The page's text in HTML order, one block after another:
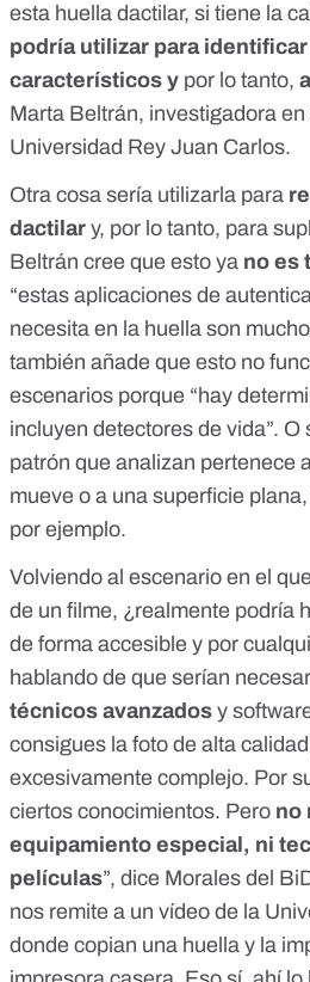
esta huella dactilar, si tiene la
podría utilizar para
característicos y por lo tanto,
Marta Beltrán, investigadora
Universidad Rey Juan Carlos.
Otra cosa sería utilizarla para
dactilar y, por lo tanto, para
Beltrán cree que esto ya no es
“estas aplicaciones de
necesita en la huella son
también añade que esto no
escenarios porque “hay
incluyen detectores de vida”. O
patrón que analizan pertenece
mueve o a una superficie
por ejemplo.
Volviendo al escenario en el
de un filme, ¿realmente podría
de forma accesible y por
hablando de que serían
técnicos avanzados y
consigues la foto de alta
excesivamente complejo. Por
ciertos conocimientos. Pero no
equipamiento especial, ni
películas”, dice Morales del
nos remite a un vídeo de la
donde copian una huella y la